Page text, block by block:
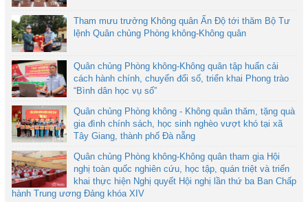
Tham mưu trưởng Không quân Ấn Độ tới thăm Bộ Tư
lệnh Quân chủng Phòng không-Không quân
Quân chủng Phòng không-Không quân tập huấn cải
cách hành chính, chuyển đổi số, triển khai Phong trào
“Bình dân học vụ số”
Quân chủng Phòng không - Không quân thăm, tặng quà
gia đình chính sách, học sinh nghèo vượt khó tại xã
Tây Giang, thành phố Đà nẵng
Quân chủng Phòng không-Không quân tham gia Hội
nghị toàn quốc nghiên cứu, học tập, quán triệt và triển
khai thực hiện Nghị quyết Hội nghị lần thứ ba Ban Chấp
hành Trung ương Đảng khóa XIV